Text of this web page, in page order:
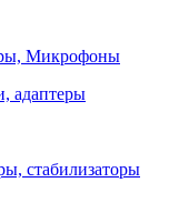
Микрофоны
адаптеры
стабилизаторы